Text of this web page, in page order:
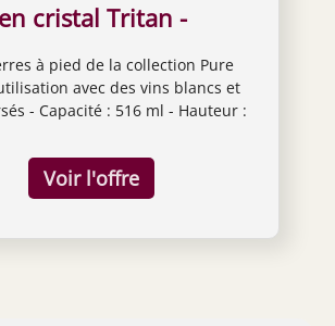
cristal Tritan -
à pied de la collection Pure
avec des vins blancs et
- Capacité : 516 ml - Hauteur :
de zirconium sans plomb,
résistant aux rayures, résistant
thermiques, breveté. Collection